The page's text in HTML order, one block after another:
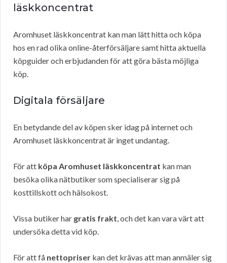
läskkoncentrat
Aromhuset läskkoncentrat kan man lätt hitta och köpa
hos en rad olika online-återförsäljare samt hitta aktuella
köpguider och erbjudanden för att göra bästa möjliga
köp.
Digitala försäljare
En betydande del av köpen sker idag på internet och
Aromhuset läskkoncentrat är inget undantag.
För att köpa Aromhuset läskkoncentrat kan man
besöka olika nätbutiker som specialiserar sig på
kosttillskott och hälsokost.
Vissa butiker har gratis frakt, och det kan vara värt att
undersöka detta vid köp.
För att få nettopriser kan det krävas att man anmäler sig